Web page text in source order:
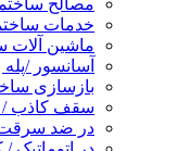
مصالح
خدمات
ماشین آلات
آسانسور /پله
بازسازی
سقف کاذب /
در ضد